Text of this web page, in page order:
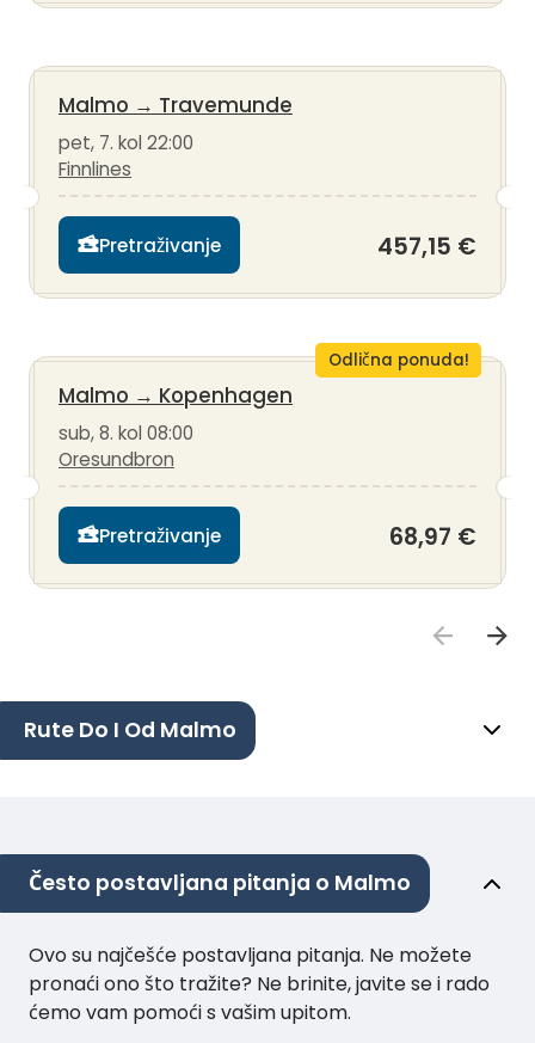
Malmo → Travemunde
pet, 7. kol 22:00
Finnlines
Pretraživanje 457,15 €
Odlična ponuda!
Malmo → Kopenhagen
sub, 8. kol 08:00
Oresundbron
Pretraživanje 68,97 €
Rute Do I Od Malmo
Često postavljana pitanja o Malmo
Ovo su najčešće postavljana pitanja. Ne možete
pronaći ono što tražite? Ne brinite, javite se i rado
ćemo vam pomoći s vašim upitom.